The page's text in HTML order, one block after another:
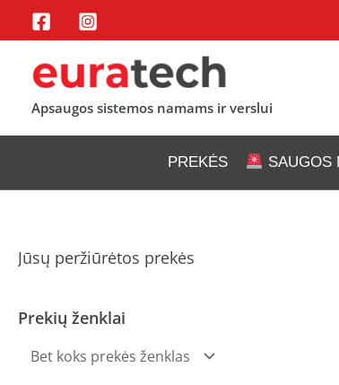
Pereiti
prie
turinio
Apsaugos sistemos namams ir verslui
PREKĖS SAUGOS
Jūsų peržiūrėtos prekės
Prekių ženklai